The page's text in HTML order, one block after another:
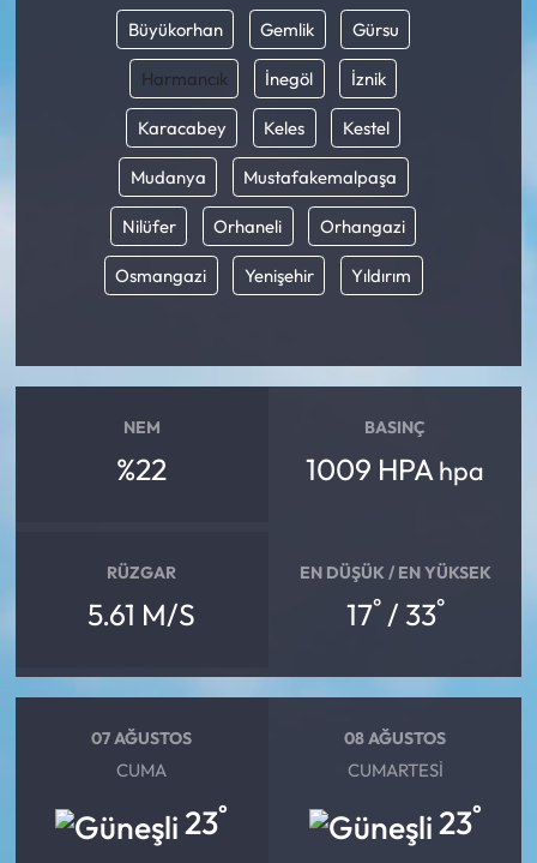
Büyükorhan Gemlik Gürsu
Harmancık İnegöl İznik
Karacabey Keles Kestel
Mudanya Mustafakemalpaşa
Nilüfer Orhaneli Orhangazi
Osmangazi Yenişehir Yıldırım
NEM
%22
BASINÇ
1009 HPAhpa
RÜZGAR
5.61 M/S
EN DÜŞÜK / EN YÜKSEK
17°/ 33°
07 AĞUSTOS
CUMA
23°
08 AĞUSTOS
CUMARTESI
23°